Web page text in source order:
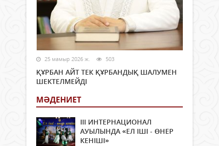
25 мамыр 2026 ж. 503
ҚҰРБАН АЙТ ТЕК ҚҰРБАНДЫҚ ШАЛУМЕН
ШЕКТЕЛМЕЙДІ
МӘДЕНИЕТ
ІІІ ИНТЕРНАЦИОНАЛ
АУЫЛЫНДА «ЕЛ ІШІ - ӨНЕР
КЕНІШІ»